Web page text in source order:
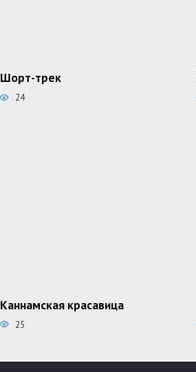
Шорт-трек
24
Каннамская красавица
25